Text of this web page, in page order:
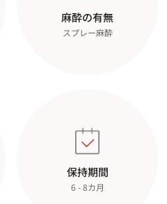
麻酔の有無
スプレー麻酔
保持期間
6 - 8カ月